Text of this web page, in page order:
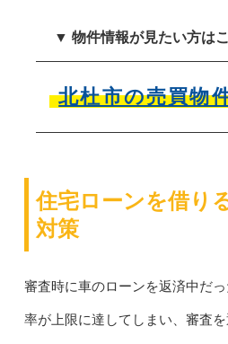
▼ 物件情報が見たい方は
北杜市の売買物
住宅ローンを借り
対策
審査時に車のローンを返済中だ
率が上限に達してしまい、審査